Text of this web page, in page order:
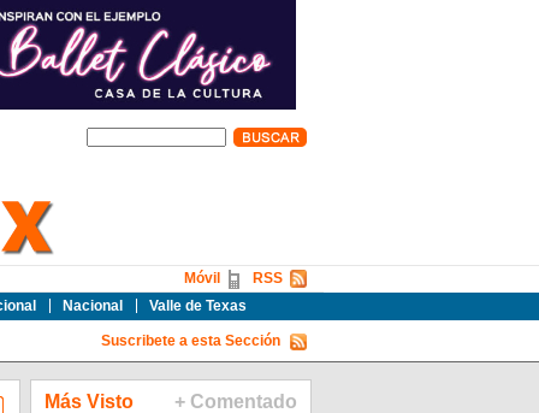
Nacional Valle de Texas
RSS
Móvil
Suscribete a esta Sección
Más Visto + Comentado